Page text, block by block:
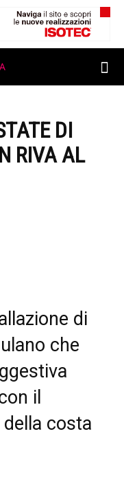
DI
RIVA AL
di
che
il
costa